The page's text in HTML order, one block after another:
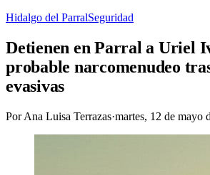
Hidalgo del ParralSeguridad
Detienen en Parral a Uriel
probable narcomenudeo
evasivas
PorAna Luisa Terrazas·martes, 12 de mayo